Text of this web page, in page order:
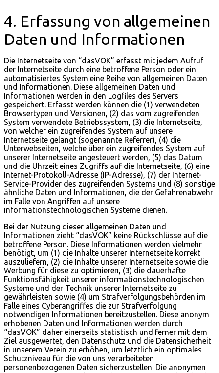
4. Erfassung von allgemeinen
Daten und Informationen
Die Internetseite von “dasVOK” erfasst mit jedem Aufruf
der Internetseite durch eine betroffene Person oder ein
automatisiertes System eine Reihe von allgemeinen Daten
und Informationen. Diese allgemeinen Daten und
Informationen werden in den Logfiles des Servers
gespeichert. Erfasst werden können die (1) verwendeten
Browsertypen und Versionen, (2) das vom zugreifenden
System verwendete Betriebssystem, (3) die Internetseite,
von welcher ein zugreifendes System auf unsere
Internetseite gelangt (sogenannte Referrer), (4) die
Unterwebseiten, welche über ein zugreifendes System auf
unserer Internetseite angesteuert werden, (5) das Datum
und die Uhrzeit eines Zugriffs auf die Internetseite, (6) eine
Internet-Protokoll-Adresse (IP-Adresse), (7) der Internet-
Service-Provider des zugreifenden Systems und (8) sonstige
ähnliche Daten und Informationen, die der Gefahrenabwehr
im Falle von Angriffen auf unsere
informationstechnologischen Systeme dienen.
Bei der Nutzung dieser allgemeinen Daten und
Informationen zieht “dasVOK” keine Rückschlüsse auf die
betroffene Person. Diese Informationen werden vielmehr
benötigt, um (1) die Inhalte unserer Internetseite korrekt
auszuliefern, (2) die Inhalte unserer Internetseite sowie die
Werbung für diese zu optimieren, (3) die dauerhafte
Funktionsfähigkeit unserer informationstechnologischen
Systeme und der Technik unserer Internetseite zu
gewährleisten sowie (4) um Strafverfolgungsbehörden im
Falle eines Cyberangriffes die zur Strafverfolgung
notwendigen Informationen bereitzustellen. Diese anonym
erhobenen Daten und Informationen werden durch
“dasVOK” daher einerseits statistisch und ferner mit dem
Ziel ausgewertet, den Datenschutz und die Datensicherheit
in unserem Verein zu erhöhen, um letztlich ein optimales
Schutzniveau für die von uns verarbeiteten
personenbezogenen Daten sicherzustellen. Die anonymen